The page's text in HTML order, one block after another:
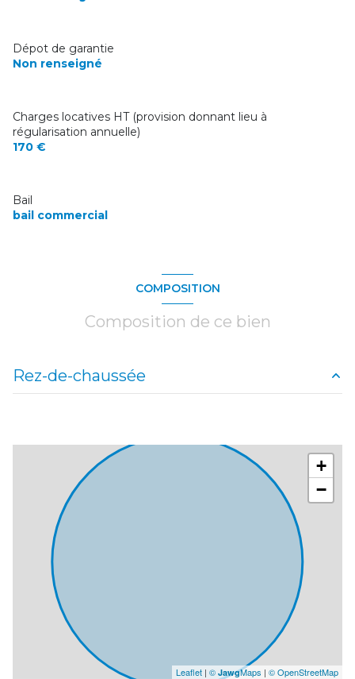
Dépot de garantie
Non renseigné
Charges locatives HT (provision donnant lieu à
régularisation annuelle)
170 €
Bail
bail commercial
COMPOSITION
Composition de ce bien
Rez-de-chaussée
bureau
15 m²
13 m²
+
−
Leaflet | © JawgMaps | © OpenStreetMap